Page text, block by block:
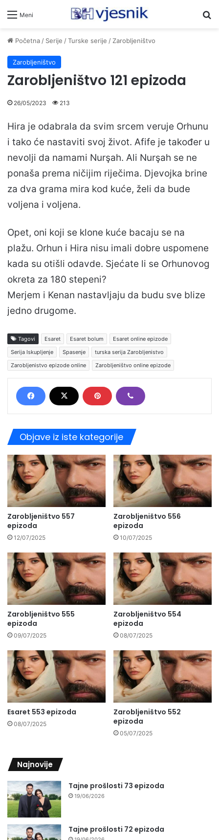
Meni
Početna/ Serije /Turske serije /Zarobljeništvo
Zarobljeništvo
Zarobljeništvo 121 epizoda
26/05/2023 213
Hira je odabrala da svim srcem veruje Orhunu
i tako će nastaviti svoj život. Afife je također u
nevolji da namami Nurşah. Ali Nurşah se ne
ponaša prema ničijim riječima. Djevojka brine
za dva grama mira kod kuće, želi da bude
voljena i voljena.
Opet, oni koji se klone kuće bacaju se na
plažu. Orhun i Hira nisu imali dobre uspomene
kada su otišli odavde. Sjećate li se Orhunovog
okreta za 180 stepeni?
Merjem i Kenan nastavljaju da budu sve blize
jedno drugome.
Tagovi Esaret Esaret bolum
Esaret online epizode
Serija Iskupljenje
Spasenje
turska serija Zarobljenistvo
Zarobljenistvo epizode online
Zarobljeništvo online epizode
Objave iz iste kategorije
Zarobljeništvo 557
epizoda
12/07/2025
Zarobljeništvo 556
epizoda
10/07/2025
Zarobljeništvo 555
epizoda
09/07/2025
Zarobljeništvo 554
epizoda
08/07/2025
Esaret 553 epizoda
08/07/2025
Zarobljeništvo 552
epizoda
05/07/2025
Najnovije
Tajne prošlosti 73 epizoda
19/06/2026
Tajne prošlosti 72 epizoda